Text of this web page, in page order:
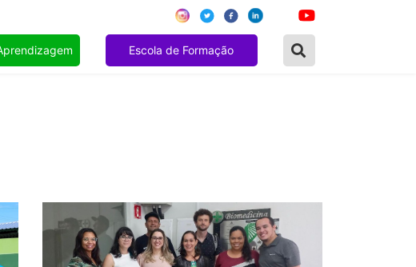
Escola de Formação